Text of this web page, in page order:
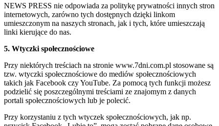
NEWS PRESS nie odpowiada za politykę prywatności innych stron
internetowych, zarówno tych dostępnych dzięki linkom
umieszczonym na naszych stronach, jak i tych, które umieszczają
linki kierujące do nas.
5. Wtyczki społecznościowe
Przy niektórych treściach na stronie www.7dni.com.pl stosowane są
tzw. wtyczki społecznościowe do mediów społecznościowych
takich jak Facebook czy YouTube. Za pomocą tych funkcji możesz
podzielić się poszczególnymi treściami ze znajomym z danych
portali społecznościowych lub je polecić.
Przy korzystaniu z tych wtyczek społecznościowych, jak np.